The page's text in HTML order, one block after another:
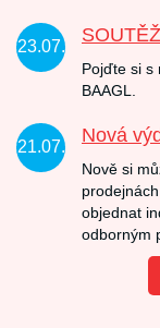
23.07.
Pojďte si s
BAAGL.
21.07.
Nová
Nově si
objednat
odborným